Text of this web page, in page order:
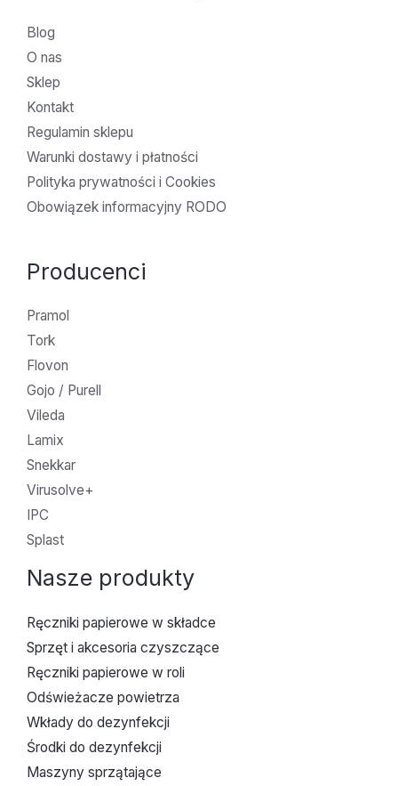
Blog
O nas
Sklep
Kontakt
Regulamin sklepu
Warunki dostawy i płatności
Polityka prywatności i Cookies
Obowiązek informacyjny RODO
Producenci
Pramol
Tork
Flovon
Gojo / Purell
Vileda
Lamix
Snekkar
Virusolve+
IPC
Splast
Nasze produkty
Ręczniki papierowe w składce
Sprzęt i akcesoria czyszczące
Ręczniki papierowe w roli
Odświeżacze powietrza
Wkłady do dezynfekcji
Środki do dezynfekcji
Maszyny sprzątające